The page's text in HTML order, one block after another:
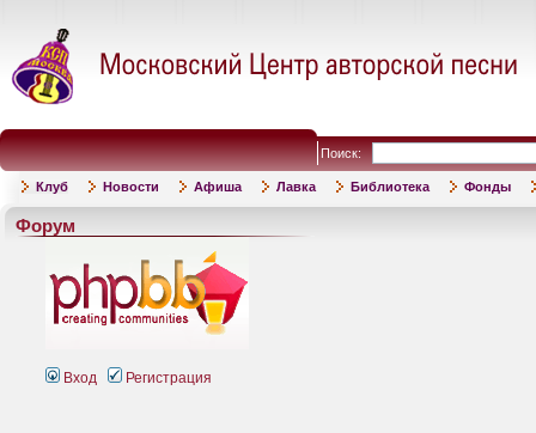
Поиск:
Клуб Новости Афиша Лавка Библиотека Фонды
Форум
Вход Регистрация